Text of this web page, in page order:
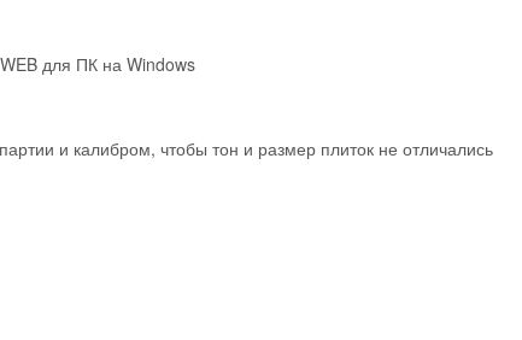
для ПК на Windows
и калибром, чтобы тон и размер плиток не отличались